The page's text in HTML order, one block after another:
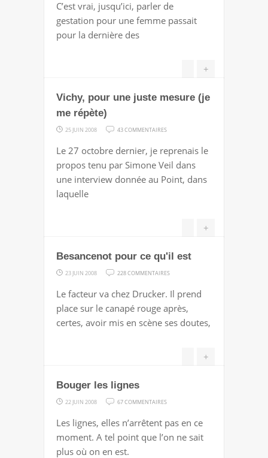
C’est vrai, jusqu’ici, parler de
gestation pour une femme passait
pour la dernière des
+
Vichy, pour une juste mesure (je
me répète)
25 JUIN 2008 43 COMMENTAIRES
POUR
UNE
JUSTE
Le 27 octobre dernier, je reprenais le
propos tenu par Simone Veil dans
une interview donnée au Point, dans
laquelle
+
Besancenot pour ce qu'il est
23 JUIN 2008 228 COMMENTAIRES
POUR
CE
QU'IL
Le facteur va chez Drucker. Il prend
place sur le canapé rouge après,
certes, avoir mis en scène ses doutes,
+
Bouger les lignes
22 JUIN 2008 67 COMMENTAIRES
LES
LIGNES
Les lignes, elles n’arrêtent pas en ce
moment. A tel point que l’on ne sait
plus où on en est.